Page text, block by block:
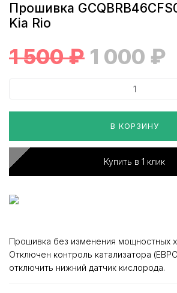
Прошивка
Kia Rio
1 500₽ 1 000 ₽
В КОРЗИНУ
Купить в 1 клик
Прошивка без изменения мощностных
Отключен контроль катализатора
отключить нижний датчик кислорода.